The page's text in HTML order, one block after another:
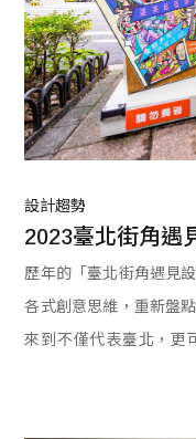
設計趨勢
2023臺北街角遇
歷年的「臺北街角遇見
各式創意思維，重新盤
來到不僅代表臺北，更